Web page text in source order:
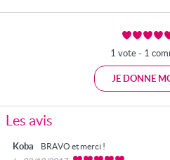
1 vote - 1
JE DONNE
Les avis
Koba
BRAVO et merci !